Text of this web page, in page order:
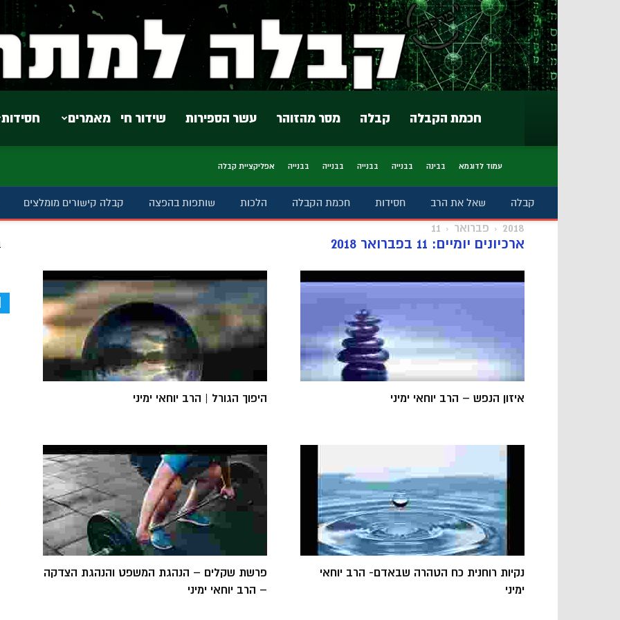
חסידות מאמרים שידור חי עשר הספירות מסר מהזוהר קבלה חכמת הקבלה
עמוד לדוגמא בבינה בבנייה בבנייה בבנייה בבנייה אפליקציית קבלה
קבלה שאל את הרב חסידות חכמת הקבלה הלכות שותפות בהפצה קבלה קישורים מומלצים
2018 פברואר 11
ארכיונים יומיים: 11 בפברואר 2018
היפוך הגורל | הרב יוחאי ימיני איזון הנפש – הרב יוחאי ימיני
פרשת שקלים – הנהגת המשפט והנהגת הצדקה
– הרב יוחאי ימיני
נקיות רוחנית כח הטהרה שבאדם- הרב יוחאי
ימיני